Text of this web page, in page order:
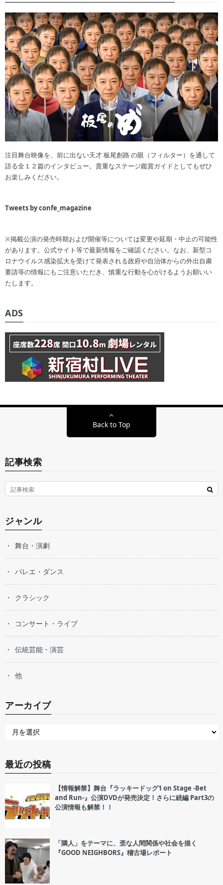
注目舞台映像を、前に出ない天才 板尾創路 の眼（フィルター）を通して
語る全１２篇のインタビュー。貴重なステージ鑑賞ガイドとしてもぜひ
お楽しみください。
Tweets by confe_magazine
※掲載公演の発売時期および開催等については変更や延期・中止の可能性
があります。公式サイト等で最新情報をご確認ください。なお、新型コ
ロナウイルス感染拡大を受けて発表される政府や自治体からの外出自粛
要請等の情報にもご注意いただき、慎重な行動を心がけるようお願いい
たします。
ADS
Back to Top
記事検索
ジャンル
舞台・演劇
バレエ・ダンス
クラシック
コンサート・ライブ
伝統芸能・演芸
他
アーカイブ
最近の投稿
【情報解禁】舞台『ラッキードッグ1 on Stage -Bet
and Run-』公演DVDが発売決定！さらに続編 Part3の
公演情報も解禁！！
「隣人」をテーマに、歪な人間関係や社会を描く
『GOOD NEIGHBORS』稽古場レポート